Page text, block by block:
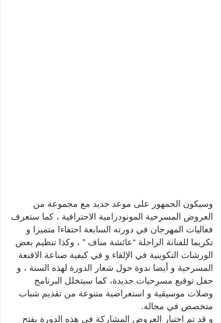
وسيكون الجمهور على موعد جديد مع مجموعة من
العروض المسرحية المونودرامية الاحترافية ، كما ستعرف
فعاليات المهرجان في دورته السابعة احتفاءا متميزا و
تكريما للفنانة الراحلة “عائشة مناف ” ، وكذا تنظيم بعض
الورشات التكوينية في الإلقاء و في كيفية صناعة الاقنعة
المسرحية و أيضا ندوة حول شعار الدورة لهذه السنة ، و
حفل توقبع مسرحيات جديدة، كما سيتخلل البرنامح
وصلات موسيقية و استعراضية متنوعة من تقديم شباب
متخصص في مجاله.
و قد تم اختيار العروض المشاركة في هذه الدورة بفتح